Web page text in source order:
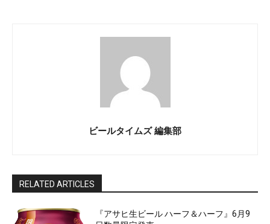
ビールタイムズ 編集部
RELATED ARTICLES
『アサヒ生ビール ハーフ＆ハーフ』6月9